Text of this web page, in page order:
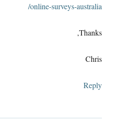
online-surveys-australia/
Thanks
,
Chris
Reply